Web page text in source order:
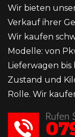
Wir bieten
Verkauf ihrer
Wir kaufen
Modelle: von
Lieferwagen
Zustand und
Rolle. Wir